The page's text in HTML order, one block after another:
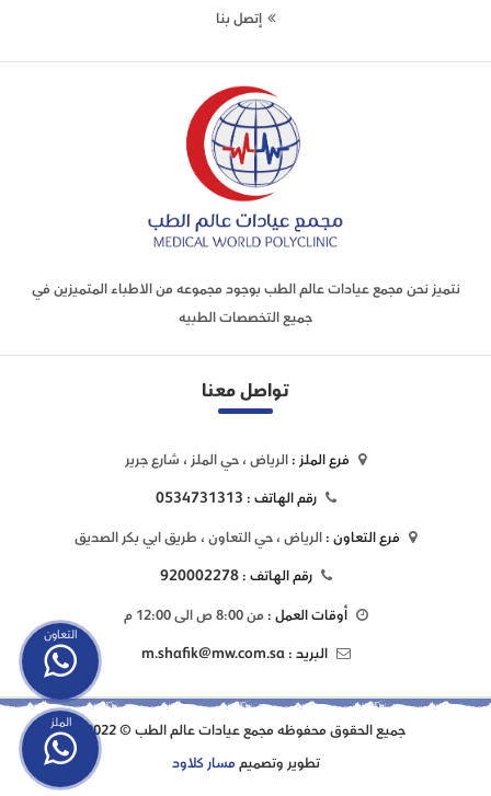
إتصل بنا
نتميز نحن مجمع عيادات عالم الطب بوجود مجموعه من الاطباء المتميزين في
جميع التخصصات الطبيه
تواصل معنا
فرع الملز :الرياض ، حي الملز ، شارع جرير
رقم الهاتف :0534731313
فرع التعاون :الرياض ، حي التعاون ، طريق ابي بكر الصديق
رقم الهاتف :920002278
أوقات العمل :من 8:00 ص الى 12:00 م
البريد :m.shafik@mw.com.sa
جميع الحقوق محفوظهمجمع عيادات عالم الطب© 2022
تطوير وتصميممسار كلاود
الملز
التعاون